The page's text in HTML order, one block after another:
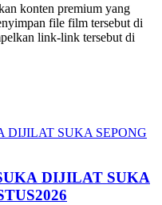
konten premium yang
file film tersebut di
link-link tersebut di
DIJILAT SUKA